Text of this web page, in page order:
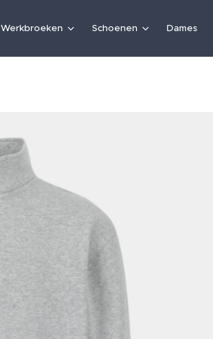
Werkbroeken Schoenen Dames